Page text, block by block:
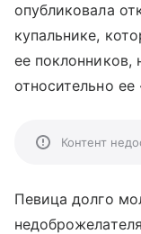
опубликовала
купальнике,
ее поклонников,
относительно
Контент
Певица долго